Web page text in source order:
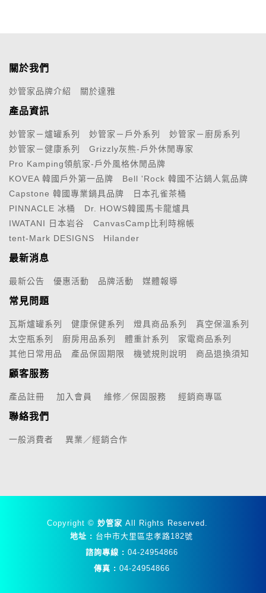
關於我們
妙管家品牌介紹 關於達雅
產品資訊
妙管家－爐罐系列 妙管家－戶外系列
妙管家－廚房系列
妙管家－健康系列
Grizzly灰熊-戶外休閒專家
Pro Kamping領航家-戶外風格休閒品牌
KOVEA 韓國戶外第一品牌
Bell 'Rock 韓國不沾鍋人氣品牌
Capstone 韓國專業鍋具品牌
日本孔雀茶桶
PINNACLE 冰桶
Dr. HOWS韓國馬卡龍爐具
IWATANI 日本岩谷
CanvasCamp比利時棉帳
tent-Mark DESIGNS
Hilander
最新消息
最新公告 優惠活動 品牌活動 媒體報導
常見問題
瓦斯爐罐系列 健康保健系列 燈具商品系列
真空保溫系列
太空瓶系列
廚房用品系列 體重計系列
家電商品系列
其他日常用品
產品保固期限 機號規則說明 商品退換須知
顧客服務
產品註冊 加入會員 維修／保固服務 經銷商專區
聯絡我們
一般消費者 異業／經銷合作
Copyright © 妙管家 All Rights Reserved.
地址 : 台中市大里區忠孝路182號
諮詢專線 : 04-24954866
傳真 : 04-24954866